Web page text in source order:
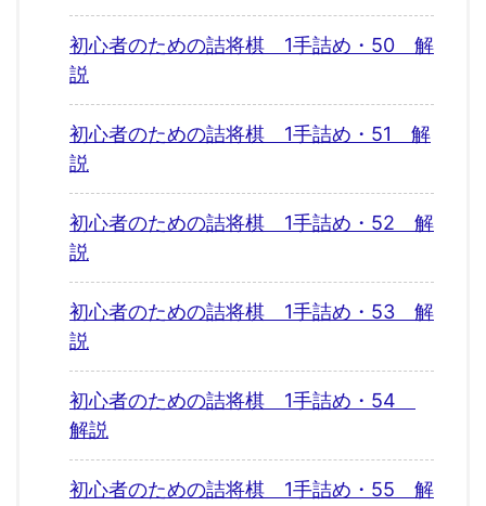
初心者のための詰将棋 1手詰め・50 解
説
初心者のための詰将棋 1手詰め・51 解
説
初心者のための詰将棋 1手詰め・52 解
説
初心者のための詰将棋 1手詰め・53 解
説
初心者のための詰将棋 1手詰め・54
解説
初心者のための詰将棋 1手詰め・55 解